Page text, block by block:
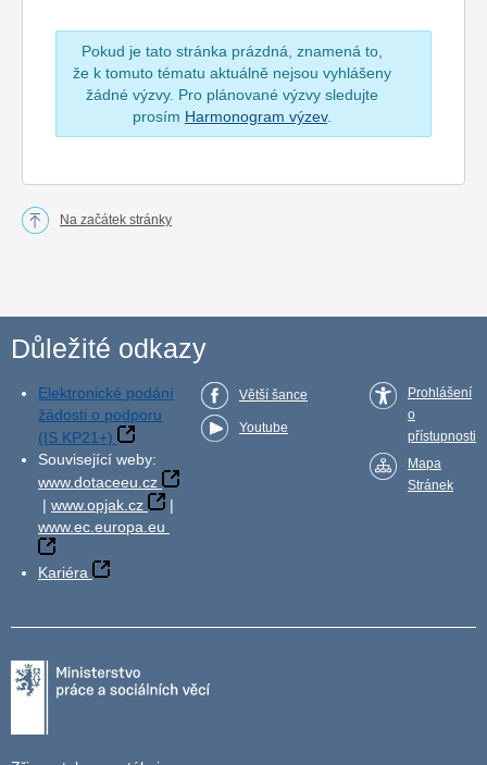
Pokud je tato stránka prázdná, znamená to,
že k tomuto tématu aktuálně nejsou vyhlášeny
žádné výzvy. Pro plánované výzvy sledujte
prosím Harmonogram výzev.
Na začátek stránky
Důležité odkazy
Elektronické podání
žádosti o podporu
(IS KP21+)
Související weby:
www.dotaceeu.cz
| www.opjak.cz
|
www.ec.europa.eu
Kariéra
Větší šance
Youtube
Prohlášení
o
přístupnosti
Mapa
Stránek